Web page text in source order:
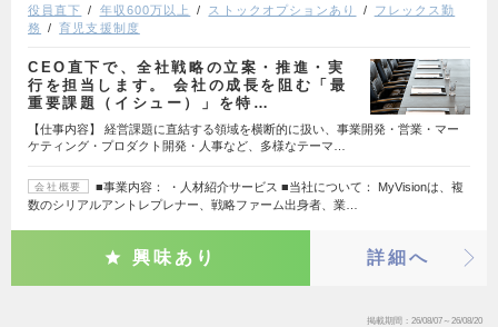
役員直下
年収600万以上 ストックオプションあり
フレックス勤
務
育児支援制度
CEO直下で、全社戦略の立案・推進・実
行を担当します。 会社の成長を阻む「最
重要課題（イシュー）」を特…
【仕事内容】 経営課題に直結する領域を横断的に扱い、事業開発・営業・マー
ケティング・プロダクト開発・人事など、多様なテーマ…
会社概要
■事業内容： ・人材紹介サービス ■当社について： MyVisionは、複
数のシリアルアントレプレナー、戦略ファーム出身者、業…
興味あり 詳細へ
掲載期間 26/08/07～26/08/20